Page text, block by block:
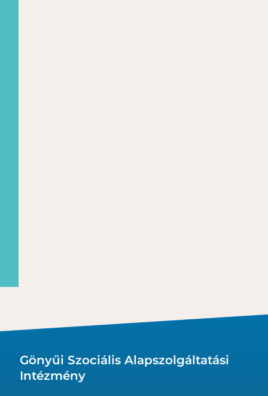
Gönyűi Szociális Alapszolgáltatási
Intézmény